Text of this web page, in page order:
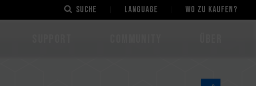
Suche LANGUAGE Wo zu kaufen?